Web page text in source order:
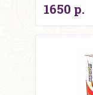
1650 р.